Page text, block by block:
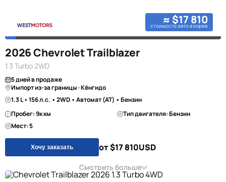
≈ $17 810
стоимость авто в корее
2026 Chevrolet Trailblazer
1.3 Turbo 2WD
5 дней в продаже
Импорт из-за границы · Кёнгидо
1.3 L • 156 л.с. • 2WD • Автомат (AT) • Бензин
Пробег: 9к км
Тип двигателя: Бензин
Мест: 5
Хочу заказать от $17 810USD
Смотреть больше